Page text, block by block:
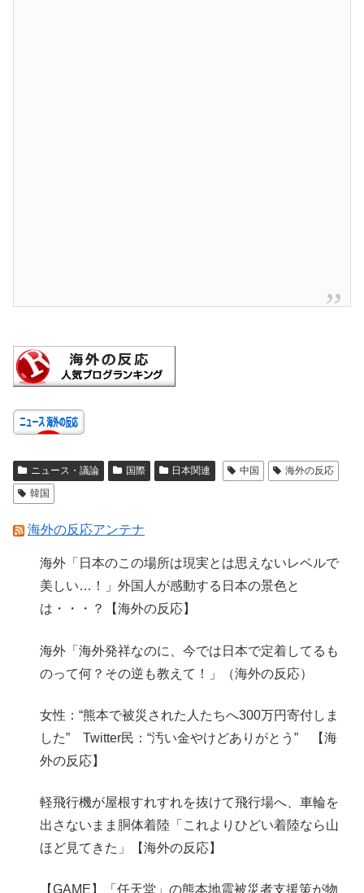
ニュース・議論 国際 日本関連 中国
海外の反応
韓国
海外の反応アンテナ
海外「日本のこの場所は現実とは思えないレベルで
美しい…！」外国人が感動する日本の景色と
は・・・？【海外の反応】
海外「海外発祥なのに、今では日本で定着してるも
のって何？その逆も教えて！」（海外の反応）
女性：“熊本で被災された人たちへ300万円寄付しま
した” Twitter民：“汚い金やけどありがとう” 【海
外の反応】
軽飛行機が屋根すれすれを抜けて飛行場へ、車輪を
出さないまま胴体着陸「これよりひどい着陸なら山
ほど見てきた」【海外の反応】
【GAME】「任天堂」の熊本地震被災者支援策が物